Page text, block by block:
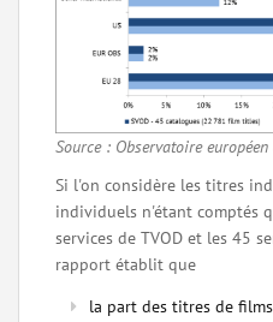
Source : Observatoire
Si l'on considère les titres
individuels n'étant comptés
services de TVOD et les 45
rapport établit que
la part des titres de